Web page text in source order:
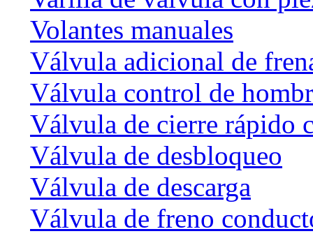
Volantes manuales
Válvula adicional de
Válvula control de
Válvula de cierre rápido
Válvula de desbloqueo
Válvula de descarga
Válvula de freno